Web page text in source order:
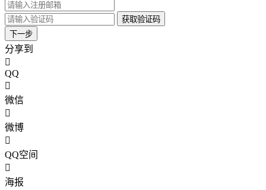
获取验证码
下一步
分享到
QQ
微信
微博
QQ空间
海报